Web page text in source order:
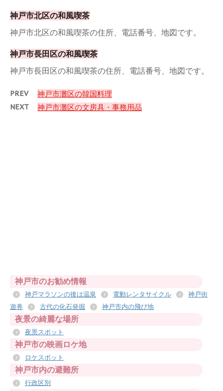
神戸市北区の和風喫茶
神戸市北区の和風喫茶の住所、電話番号、地図です。
神戸市長田区の和風喫茶
神戸市長田区の和風喫茶の住所、電話番号、地図です。
PREV 神戸市灘区の韓国料理
NEXT 神戸市灘区の文房具・事務用品
神戸市のお勧め情報
神戸マラソンの後は温泉 電動レンタサイクル
神戸街
遊券
古代の化石発掘 神戸市内の飛び地
夜景の綺麗な場所
夜景スポット
神戸市の映画ロケ地
ロケスポット
神戸市内の避難所
行政区別